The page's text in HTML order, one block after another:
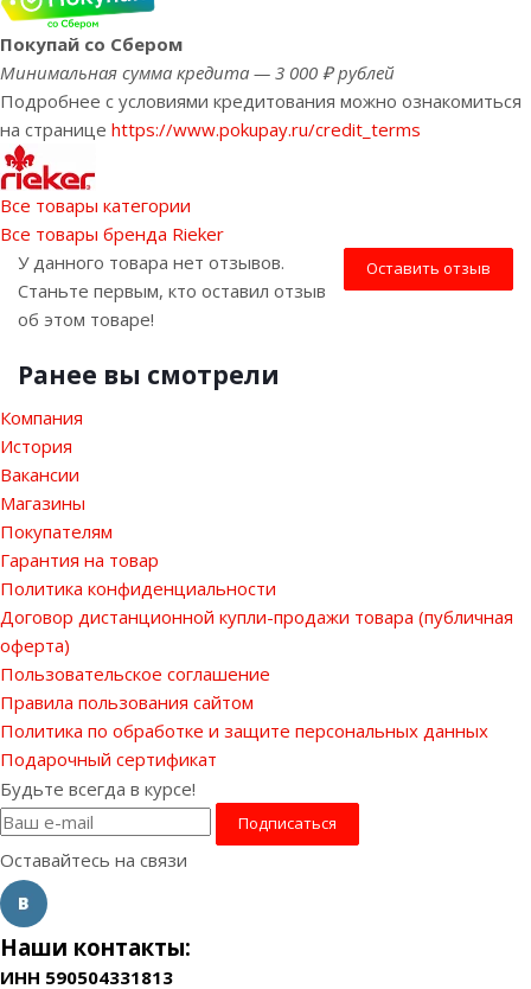
Покупай со Сбером
Минимальная сумма кредита — 3 000 ₽ рублей
Подробнее с условиями кредитования можно ознакомиться
на странице https://www.pokupay.ru/credit_terms
Все товары категории
Все товары бренда Rieker
Оставить отзыв
У данного товара нет отзывов.
Станьте первым, кто оставил отзыв
об этом товаре!
Ранее вы смотрели
Компания
История
Вакансии
Магазины
Покупателям
Гарантия на товар
Политика конфиденциальности
Договор дистанционной купли-продажи товара (публичная
оферта)
Пользовательское соглашение
Правила пользования сайтом
Политика по обработке и защите персональных данных
Подарочный сертификат
Будьте всегда в курсе!
Оставайтесь на связи
Наши контакты:
ИНН 590504331813